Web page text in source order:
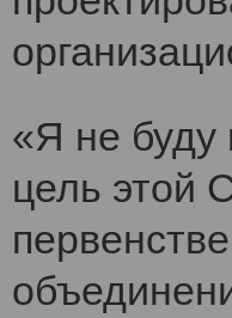
«Я не буду
цель этой